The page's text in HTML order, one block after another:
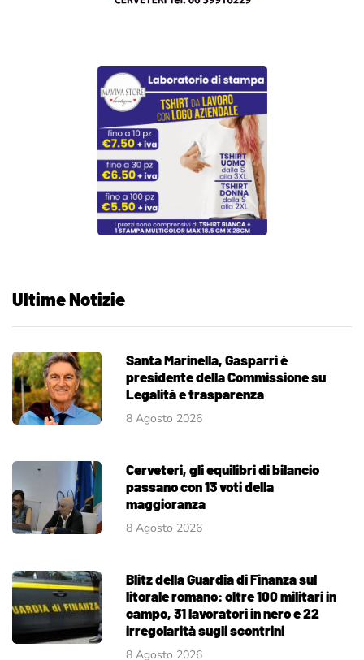
Ultime Notizie
Santa Marinella, Gasparri è
presidente della Commissione su
Legalità e trasparenza
8 Agosto 2026
Cerveteri, gli equilibri di bilancio
passano con 13 voti della
maggioranza
8 Agosto 2026
Blitz della Guardia di Finanza sul
litorale romano: oltre 100 militari in
campo, 31 lavoratori in nero e 22
irregolarità sugli scontrini
8 Agosto 2026